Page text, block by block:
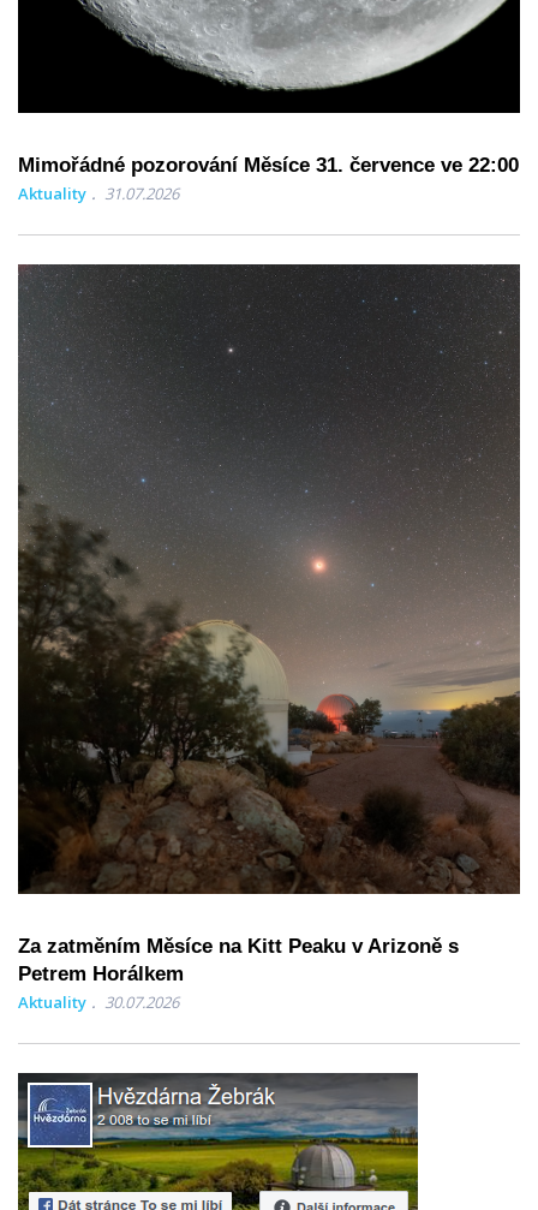
Mimořádné pozorování Měsíce 31. července ve 22:00
Aktuality 31.07.2026
Za zatměním Měsíce na Kitt Peaku v Arizoně s
Petrem Horálkem
Aktuality 30.07.2026